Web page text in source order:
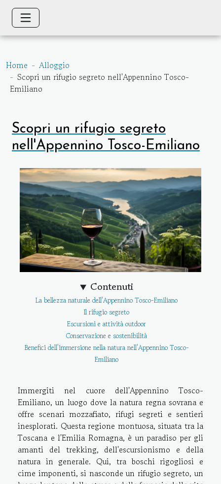
Home
Alloggio
Scopri un rifugio segreto nell'Appennino Tosco-
Emiliano
Scopri un rifugio segreto
nell'Appennino Tosco-Emiliano
Contenuti
La bellezza naturale dell'Appennino Tosco-Emiliano
Il rifugio segreto
Escursioni e attività outdoor
Conservazione e sostenibilità
Benefici dell'immersione nella natura nell'Appennino Tosco-
Emiliano
Immergiti nel cuore dell'Appennino Tosco-
Emiliano, un luogo dove la natura regna sovrana e
offre scenari mozzafiato, rifugi segreti e sentieri
inesplorati. Questa regione montuosa, situata tra la
Toscana e l'Emilia Romagna, è un paradiso per gli
amanti del trekking, dell'escursionismo e della
natura in generale. Qui, tra boschi rigogliosi e
cime imponenti, si nasconde un rifugio segreto, un